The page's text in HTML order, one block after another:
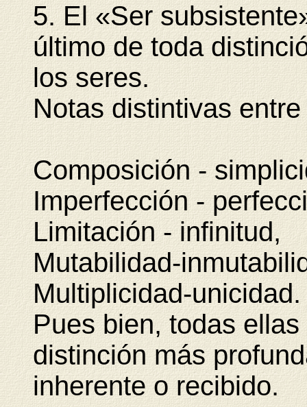
5. El «Ser
último de toda
los seres.
Notas distintivas
Composición -
Imperfección -
Limitación - infinitud,
Mutabilidad-
Multiplicidad-unicidad.
Pues bien, todas
distinción más
inherente o recibido.